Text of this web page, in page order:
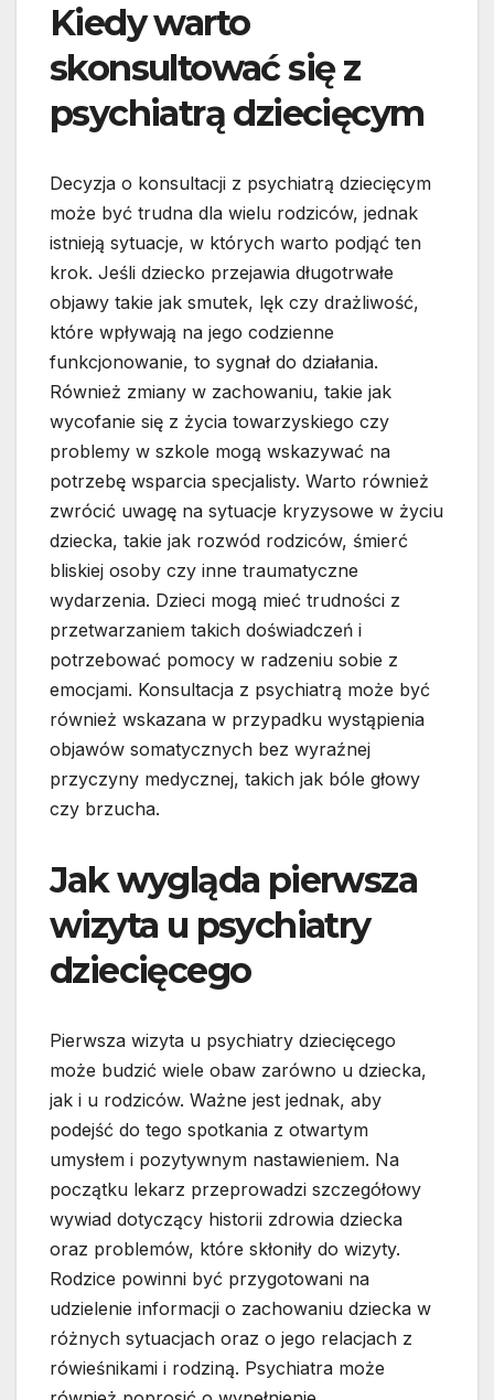
Kiedy warto
skonsultować się z
psychiatrą dziecięcym
Decyzja o konsultacji z psychiatrą dziecięcym
może być trudna dla wielu rodziców, jednak
istnieją sytuacje, w których warto podjąć ten
krok. Jeśli dziecko przejawia długotrwałe
objawy takie jak smutek, lęk czy drażliwość,
które wpływają na jego codzienne
funkcjonowanie, to sygnał do działania.
Również zmiany w zachowaniu, takie jak
wycofanie się z życia towarzyskiego czy
problemy w szkole mogą wskazywać na
potrzebę wsparcia specjalisty. Warto również
zwrócić uwagę na sytuacje kryzysowe w życiu
dziecka, takie jak rozwód rodziców, śmierć
bliskiej osoby czy inne traumatyczne
wydarzenia. Dzieci mogą mieć trudności z
przetwarzaniem takich doświadczeń i
potrzebować pomocy w radzeniu sobie z
emocjami. Konsultacja z psychiatrą może być
również wskazana w przypadku wystąpienia
objawów somatycznych bez wyraźnej
przyczyny medycznej, takich jak bóle głowy
czy brzucha.
Jak wygląda pierwsza
wizyta u psychiatry
dziecięcego
Pierwsza wizyta u psychiatry dziecięcego
może budzić wiele obaw zarówno u dziecka,
jak i u rodziców. Ważne jest jednak, aby
podejść do tego spotkania z otwartym
umysłem i pozytywnym nastawieniem. Na
początku lekarz przeprowadzi szczegółowy
wywiad dotyczący historii zdrowia dziecka
oraz problemów, które skłoniły do wizyty.
Rodzice powinni być przygotowani na
udzielenie informacji o zachowaniu dziecka w
różnych sytuacjach oraz o jego relacjach z
rówieśnikami i rodziną. Psychiatra może